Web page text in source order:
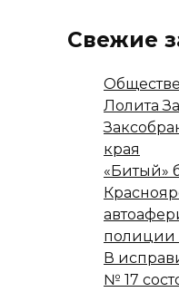
Свежие
Лолита
края
«Битый»
В
№ 17